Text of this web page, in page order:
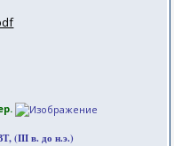
(III в. до н.э.)